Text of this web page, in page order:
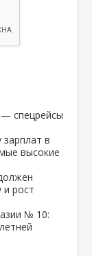
— спецрейсы
в
высокие
и рост
№ 10: